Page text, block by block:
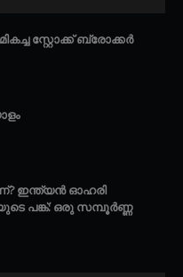
സ്റ്റോക്ക് ബ്രോക്കർ
ഇന്ത്യൻ ഓഹരി
പങ്ക്: ഒരു സമ്പൂർണ്ണ